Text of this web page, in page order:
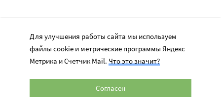
ТЕМЫ
История
Для улучшения работы сайта мы используем
файлы cookie и метрические программы Яндекс
Метрика и Счетчик Mail. Что это значит?
Согласен